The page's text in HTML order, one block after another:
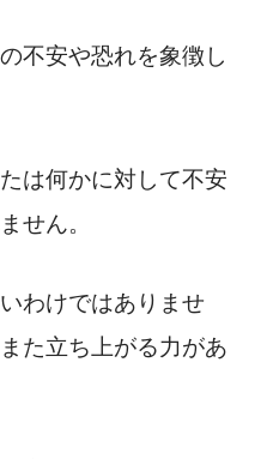
不安や恐れを象徴し
は何かに対して不安
せん。
わけではありませ
た立ち上がる力があ